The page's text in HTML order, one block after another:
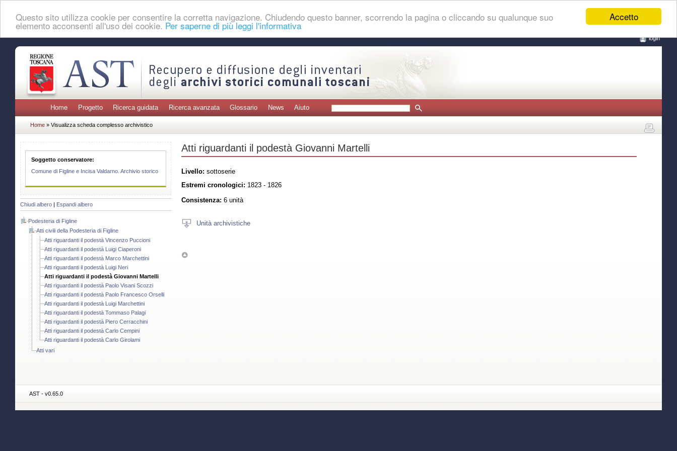
Accetto
Questo sito utilizza cookie per consentire la corretta navigazione. Chiudendo questo banner, scorrendo la pagina o cliccando su qualunque suo
elemento acconsenti all'uso dei cookie. Per saperne di più leggi l'informativa
login
Home Progetto Ricerca guidata Ricerca avanzata Glossario News Aiuto
Home » Visualizza scheda complesso archivistico
Soggetto conservatore:
Comune di Figline e Incisa Valdarno. Archivio storico
Chiudi albero Espandi albero
Podesteria di Figline
Atti civili della Podesteria di Figline
Atti riguardanti il podestà Vincenzo Puccioni
Atti riguardanti il podestà Luigi Ciaperoni
Atti riguardanti il podestà Marco Marchettini
Atti riguardanti il podestà Luigi Neri
Atti riguardanti il podestà Giovanni Martelli
Atti riguardanti il podestà Paolo Visani Scozzi
Atti riguardanti il podestà Paolo Francesco Orselli
Atti riguardanti il podestà Luigi Marchettini
Atti riguardanti il podestà Tommaso Palagi
Atti riguardanti il podestà Piero Cerracchini
Atti riguardanti il podestà Carlo Cempini
Atti riguardanti il podestà Carlo Girolami
Atti vari
Atti riguardanti il podestà Giovanni Martelli
Livello: sottoserie
Estremi cronologici: 1823 - 1826
Consistenza: 6 unità
Unità archivistiche
AST - v0.65.0